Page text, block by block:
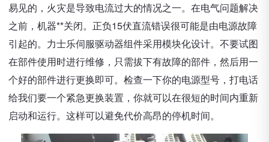
易见的，火灾是导致电流过大的情况之一。在电气问题解决
之前，机器**关闭。正负15伏直流错误很可能是由电源故障
引起的。力士乐伺服驱动器组件采用模块化设计。不要试图
在部件使用时进行维修，只需拔下有故障的部件，然后用一
个好的部件进行更换即可。检查一下你的电源型号，打电话
给我们要一个紧急更换装置，你就可以在很短的时间内重新
启动和运行。这样可以避免代价高昂的停机时间。